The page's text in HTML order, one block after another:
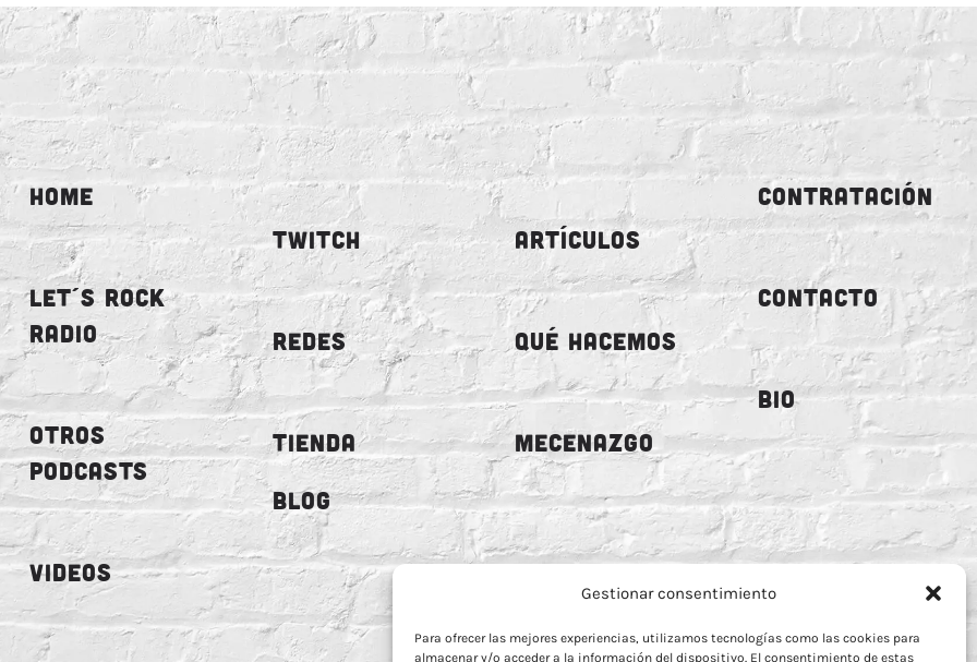
Gestionar consentimiento
Para ofrecer las mejores experiencias, utilizamos tecnologías como las cookies para
almacenar y/o acceder a la información del dispositivo. El consentimiento de estas
HOME
LET´S ROCK
RADIO
OTROS
PODCASTS
VIDEOS
TWITCH
REDES
TIENDA
BLOG
ARTÍCULOS
QUÉ HACEMOS
MECENAZGO
CONTRATACIÓN
CONTACTO
BIO